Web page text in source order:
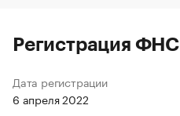
Регистрация ФНС
Дата регистрации
6 апреля 2022